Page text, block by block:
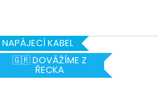
NAPÁJECÍ KABEL
🇬🇷 DOVÁŽÍME Z
ŘECKA